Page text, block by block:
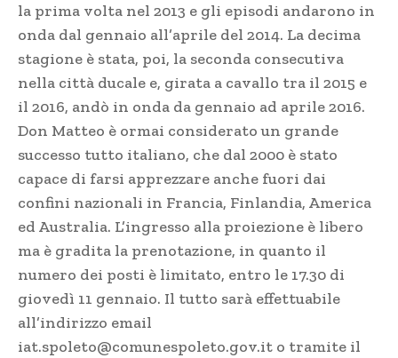
la prima volta nel 2013 e gli episodi andarono in
onda dal gennaio all’aprile del 2014. La decima
stagione è stata, poi, la seconda consecutiva
nella città ducale e, girata a cavallo tra il 2015 e
il 2016, andò in onda da gennaio ad aprile 2016.
Don Matteo è ormai considerato un grande
successo tutto italiano, che dal 2000 è stato
capace di farsi apprezzare anche fuori dai
confini nazionali in Francia, Finlandia, America
ed Australia. L’ingresso alla proiezione è libero
ma è gradita la prenotazione, in quanto il
numero dei posti è limitato, entro le 17.30 di
giovedì 11 gennaio. Il tutto sarà effettuabile
all’indirizzo email
iat.spoleto@comunespoleto.gov.it o tramite il